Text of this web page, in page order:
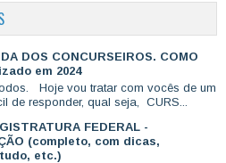
DOS CONCURSEIROS. COMO
em 2024
Hoje vou tratar com vocês de um
de responder, qual seja, CURS...
FEDERAL -
(completo, com dicas,
etc.)